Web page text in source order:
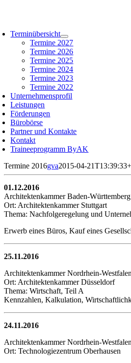
Terminübersicht
Termine 2027
Termine 2026
Termine 2025
Termine 2024
Termine 2023
Termine 2022
Unternehmensprofil
Leistungen
Förderungen
Bürobörse
Partner und Kontakte
Kontakt
Traineeprogramm ByAK
Termine 2016gva2015-04-
01.12.2016
Architektenkammer Baden-Württemberg
Ort: Architektenkammer Stuttgart
Thema: Nachfolgeregelung und
Erwerb eines Büros, Kauf eines
25.11.2016
Architektenkammer Nordrhein-Westfalen
Ort: Architektenkammer Düsseldorf
Thema: Wirtschaft, Teil A
Kennzahlen, Kalkulation,
24.11.2016
Architektenkammer Nordrhein-Westfalen
Ort: Technologiezentrum Oberhausen